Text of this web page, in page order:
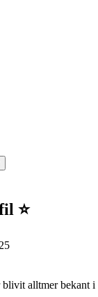
⭐
alltmer bekant